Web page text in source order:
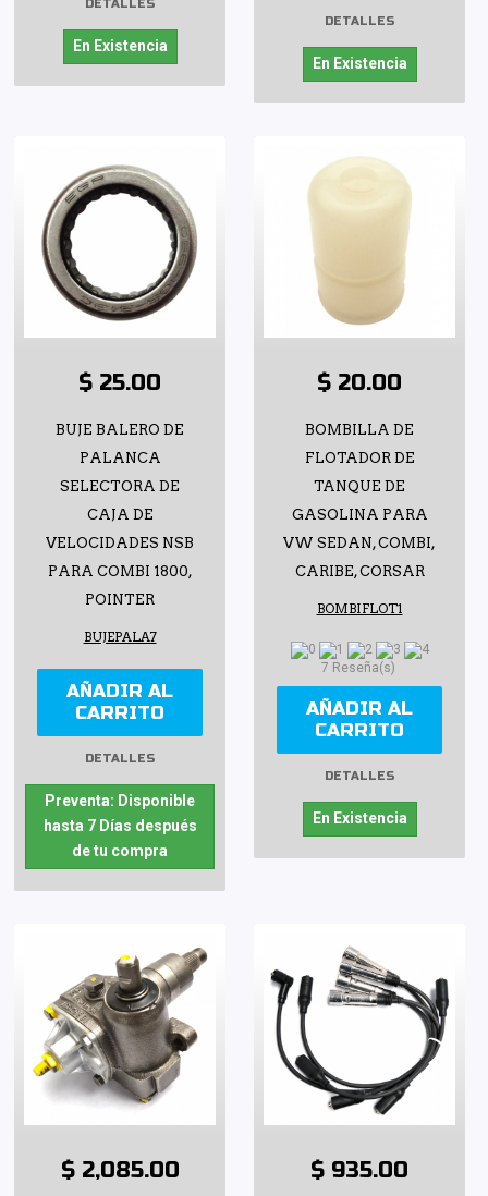
DETALLES
En Existencia
DETALLES
En Existencia
$ 25.00
BUJE BALERO DE
PALANCA
SELECTORA DE
CAJA DE
VELOCIDADES NSB
PARA COMBI 1800,
POINTER
BUJEPALA7
AÑADIR AL
CARRITO
DETALLES
Preventa: Disponible
hasta 7 Días después
de tu compra
$ 20.00
BOMBILLA DE
FLOTADOR DE
TANQUE DE
GASOLINA PARA
VW SEDAN, COMBI,
CARIBE, CORSAR
BOMBIFLOT1
7 Reseña(s)
AÑADIR AL
CARRITO
DETALLES
En Existencia
$ 2,085.00 $ 935.00